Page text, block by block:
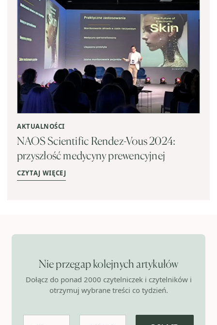
AKTUALNOŚCI
NAOS Scientific Rendez-Vous 2024:
przyszłość medycyny prewencyjnej
CZYTAJ WIĘCEJ
Nie przegap kolejnych artykułów
Dołącz do ponad 2000 czytelniczek i czytelników i
otrzymuj wybrane treści co tydzień.